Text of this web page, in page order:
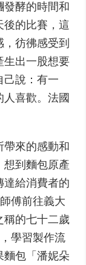
發酵的時間和
後的比賽，這
彷彿感受到
生出一股想要
己說：有一
喜歡。法國
帶來的感動和
想到麵包原產
達給消費者的
傅前往義大
稱的七十二歲
學習製作流
麵包「潘妮朵